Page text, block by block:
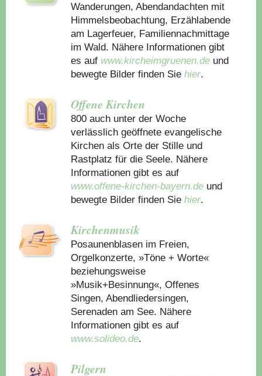
Wanderungen, Abendandachten mit
Himmelsbeobachtung, Erzählabende
am Lagerfeuer, Familiennachmittage
im Wald. Nähere Informationen gibt
es auf www.kircheimgruenen.de und
bewegte Bilder finden Sie hier.
Offene Kirchen
800 auch unter der Woche
verlässlich geöffnete evangelische
Kirchen als Orte der Stille und
Rastplatz für die Seele. Nähere
Informationen gibt es auf
www.offene-kirchen-bayern.de und
bewegte Bilder finden Sie hier.
Kirchenmusik
Posaunenblasen im Freien,
Orgelkonzerte, »Töne + Worte«
beziehungsweise
»Musik+Besinnung«, Offenes
Singen, Abendliedersingen,
Serenaden am See. Nähere
Informationen gibt es auf
www.solideo.de.
Pilgern